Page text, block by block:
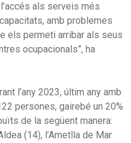
als serveis més
amb problemes
els permeti arribar als seus
ocupacionals”, ha
l’any 2023, últim any amb
persones, gairebé un 20%
de la següent manera:
(14), l’Ametlla de Mar